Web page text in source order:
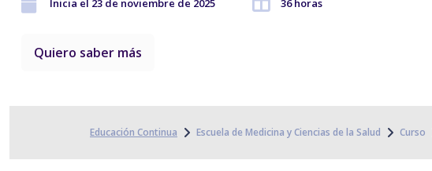
Inicia el 23 de noviembre de 2025 36 horas
Quiero saber más
Educación Continua Escuela de Medicina y Ciencias de la Salud Curso